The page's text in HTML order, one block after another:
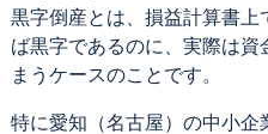
黒字倒産とは、損益計算書
ば黒字であるのに、実際は
まうケースのことです。
特に愛知（名古屋）の中小企